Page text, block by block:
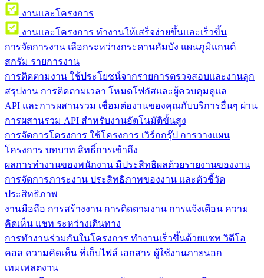
งานและโครงการ
งานและโครงการ ทำงานให้เสร็จง่ายขึ้นและเร็วขึ้น
การจัดการงาน เลือกระหว่างกระดานคัมบัง แผนภูมิแกนต์
สกรัม รายการงาน
การติดตามงาน ใช้ประโยชน์จากรายการตรวจสอบและงานลูก
สรุปงาน การติดตามเวลา โหมดโฟกัสและผู้ควบคุมดูแล
API และการผสานรวม เชื่อมต่องานของคุณกับบริการอื่นๆ ผ่าน
การผสานรวม API สำหรับงานอัตโนมัติขั้นสูง
การจัดการโครงการ ใช้โครงการ เวิร์กกรุ๊ป การวางแผน
โครงการ บทบาท สิทธิ์การเข้าถึง
ผลการทำงานของพนักงาน มีประสิทธิผลด้วยรายงานของงาน
การจัดการภาระงาน ประสิทธิภาพของงาน และตัวชี้วัด
ประสิทธิภาพ
งานมือถือ การสร้างงาน การติดตามงาน การแจ้งเตือน ความ
คิดเห็น แชท ระหว่างเดินทาง
การทำงานร่วมกันในโครงการ ทํางานเร็วขึ้นด้วยแชท วิดีโอ
คอล ความคิดเห็น ที่เก็บไฟล์ เอกสาร ผู้ใช้งานภายนอก
เทมเพลตงาน